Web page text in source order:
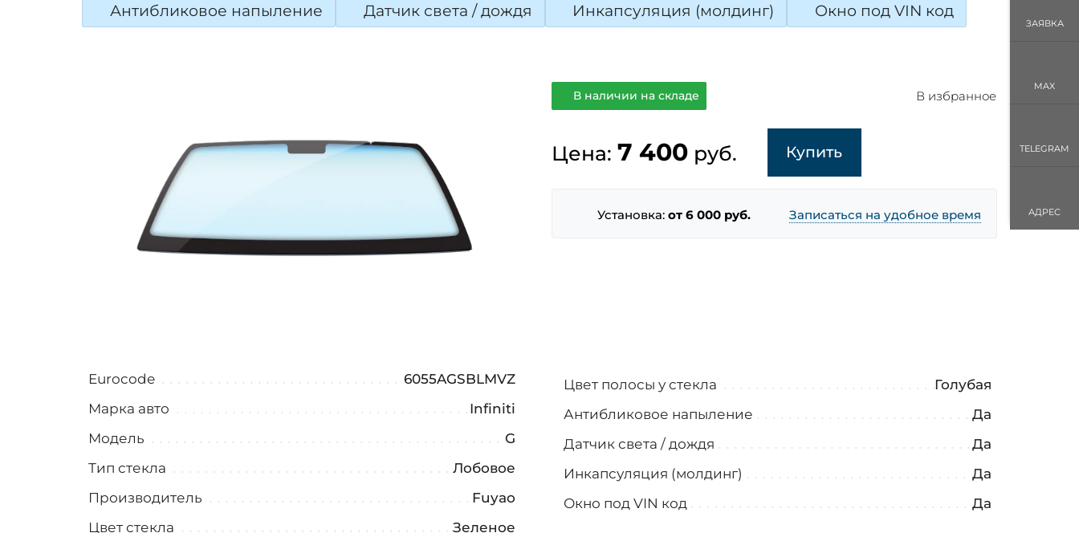
Антибликовое напыление Датчик света / дождя Инкапсуляция (молдинг) Окно под VIN код
В наличии на складе В избранное
Цена: 7 400 руб. Купить
Установка:от 6 000 руб. Записаться на удобное время
Eurocode
6055AGSBLMVZ
Марка авто
Infiniti
Модель
G
Тип стекла
Лобовое
Производитель
Fuyao
Цвет стекла
Зеленое
Цвет полосы у стекла
Голубая
Антибликовое напыление
Да
Датчик света / дождя
Да
Инкапсуляция (молдинг)
Да
Окно под VIN код
Да
ЗАЯВКА
MAX
TELEGRAM
АДРЕС